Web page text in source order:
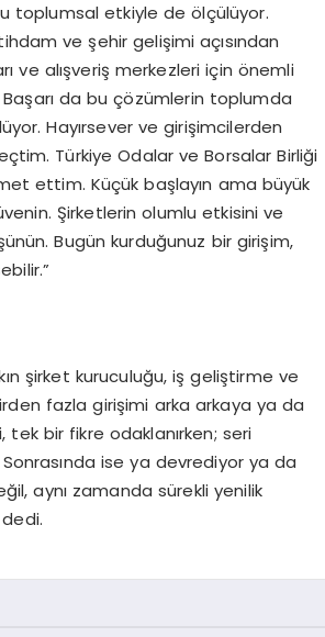
toplumsal etkiyle de ölçülüyor.
ve şehir gelişimi açısından
ve alışveriş merkezleri için önemli
da bu çözümlerin toplumda
Hayırsever ve girişimcilerden
Türkiye Odalar ve Borsalar Birliği
ettim. Küçük başlayın ama büyük
Şirketlerin olumlu etkisini ve
Bugün kurduğunuz bir girişim,
şirket kuruculuğu, iş geliştirme ve
fazla girişimi arka arkaya ya da
bir fikre odaklanırken; seri
ise ya devrediyor ya da
aynı zamanda sürekli yenilik